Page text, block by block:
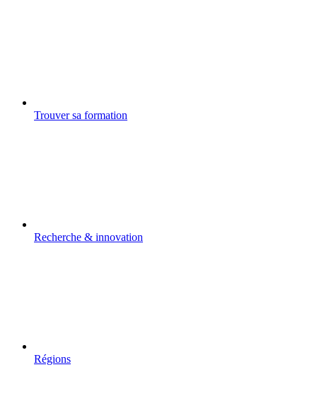
Trouver sa formation
Recherche & innovation
Régions